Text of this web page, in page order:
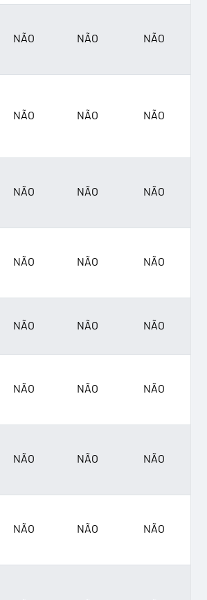
NÃO NÃO NÃO
NÃO NÃO NÃO
NÃO NÃO NÃO
NÃO NÃO NÃO
NÃO NÃO NÃO
NÃO NÃO NÃO
NÃO NÃO NÃO
NÃO NÃO NÃO